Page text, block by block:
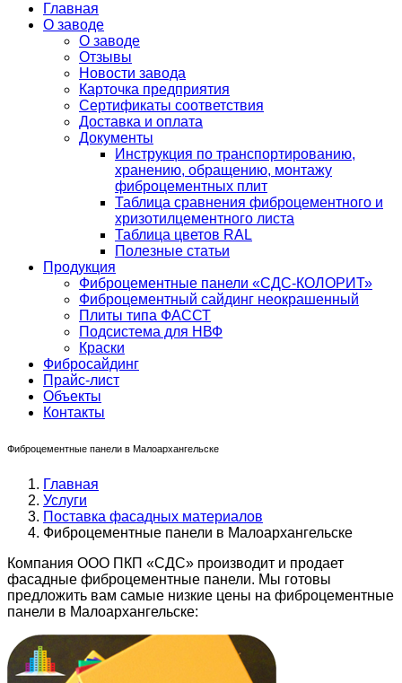
Главная
О заводе
О заводе
Отзывы
Новости завода
Карточка предприятия
Сертификаты соответствия
Доставка и оплата
Документы
Инструкция по транспортированию,
хранению, обращению, монтажу
фиброцементных плит
Таблица сравнения фиброцементного и
хризотилцементного листа
Таблица цветов RAL
Полезные статьи
Продукция
Фиброцементные панели «СДС-КОЛОРИТ»
Фиброцементный сайдинг неокрашенный
Плиты типа ФАССТ
Подсистема для НВФ
Краски
Фибросайдинг
Прайс-лист
Объекты
Контакты
Фиброцементные панели в Малоархангельске
Главная
Услуги
Поставка фасадных материалов
Фиброцементные панели в Малоархангельске
Компания ООО ПКП «СДС» производит и продает
фасадные фиброцементные панели. Мы готовы
предложить вам самые низкие цены на фиброцементные
панели в Малоархангельске: